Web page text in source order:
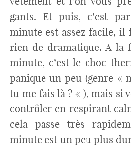
gants. Et puis, c’est
minute est assez facile,
rien de dramatique. A la
minute, c’est le choc
panique un peu (genre «
tu me fais là ? « ), mais si
contrôler en respirant
cela passe très
minute est un peu plus